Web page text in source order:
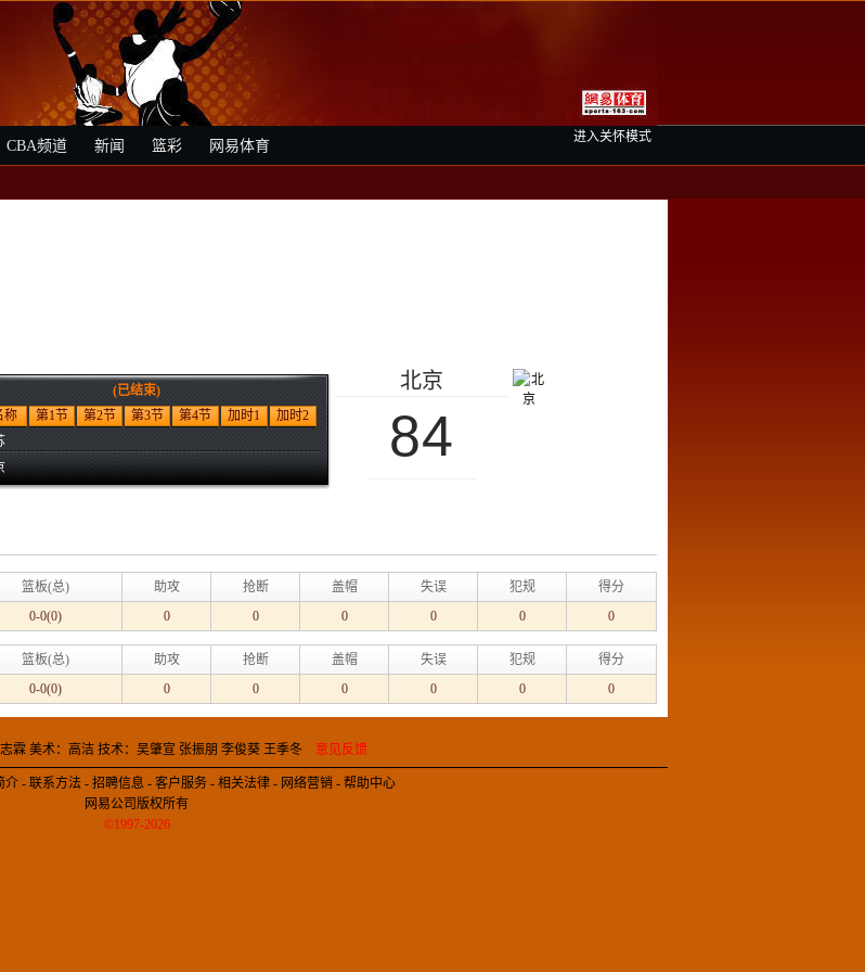
进入关怀模式
CBA频道 新闻 篮彩 网易体育
(已结束)
称
第1节 第2节 第3节 第4节 加时1
加时2
北京
84
篮板(总) 助攻 抢断 盖帽 失误 犯规
得分
0-0(0) 0 0 0 0 0 0
篮板(总) 助攻 抢断 盖帽 失误 犯规
得分
0-0(0) 0 0 0 0 0 0
霖 美术：高洁 技术：吴肇宣 张振朋 李俊葵 王季冬 意见反馈
介 - 联系方法 - 招聘信息 - 客户服务 - 相关法律 - 网络营销 - 帮助中心
网易公司版权所有
©1997-2026